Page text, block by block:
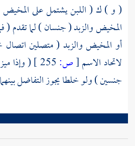
( و ) ك ( اللبن يشتمل على المخيض
المخيض والزبد ( جنسان ) لما تقدم (
أو المخيض والزبد ( متصلين
لاتحاد الاسم[ص:
( وإذا
جنسين ) ولو خلطا يجوز التفاضل